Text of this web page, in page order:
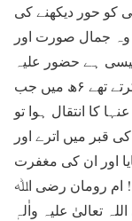
کو حور دیکھنے کی
جمال صورت اور
ہے حضور علیہ
الصلوۃ والسلام ان پر بڑا خاص کرم فرمایا کرتے تھے ۶ھ میں جب
کا انتقال ہوا تو
قبر میں اترے اور
اور ان کی مغفرت
ام رومان رضی اﷲ
تعالیٰ علیہ واٰلہٖ